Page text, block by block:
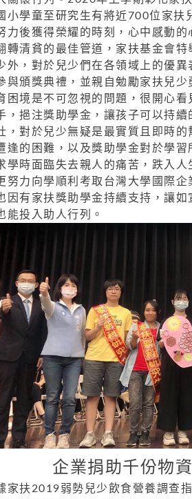
小學童至研究生有將近700位家扶
力後獲得榮耀的時刻，心中感動
轉清貧的最佳管道，家扶基金會
外，對於兒少們在各領域上的優異
與頒獎典禮，並親自勉勵家扶兒
困境是不可忽視的問題，很開心
，挹注獎助學金，讓孩子可以持
，對於兒少無疑是最實質且即時
逢的困難，以及獎助學金對於學
學時面臨失去親人的痛苦，跌入
努力向學順利考取台灣大學國際
因有家扶獎助學金持續支持，讓
能投入助人行列。
企業捐助千份物
家扶2019弱勢兒少飲食營養調查